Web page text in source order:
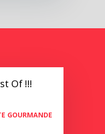
Of !!!
GOURMANDE